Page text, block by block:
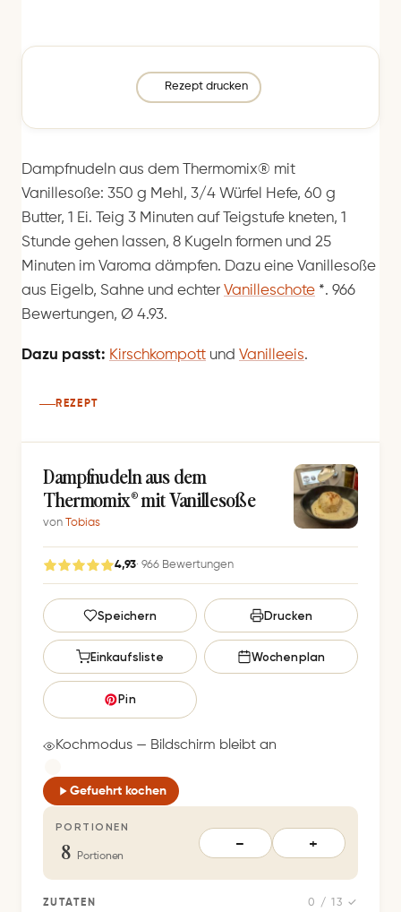
Rezept drucken
Dampfnudeln aus dem Thermomix® mit
Vanillesoße: 350 g Mehl, 3/4 Würfel Hefe, 60 g
Butter, 1 Ei. Teig 3 Minuten auf Teigstufe kneten, 1
Stunde gehen lassen, 8 Kugeln formen und 25
Minuten im Varoma dämpfen. Dazu eine Vanillesoße
aus Eigelb, Sahne und echter Vanilleschote *. 966
Bewertungen, Ø 4.93.
Dazu passt: Kirschkompott und Vanilleeis.
REZEPT
Dampfnudeln aus dem
Thermomix® mit Vanillesoße
von Tobias
4,93· 966 Bewertungen
G
e
s
e
c
e
r
p
e
Speichern Drucken
Einkaufsliste Wochenplan
Pin
Kochmodus — Bildschirm bleibt an
Gefuehrt kochen
PORTIONEN
8 Portionen
− +
ZUTATEN 0 / 13 ✓